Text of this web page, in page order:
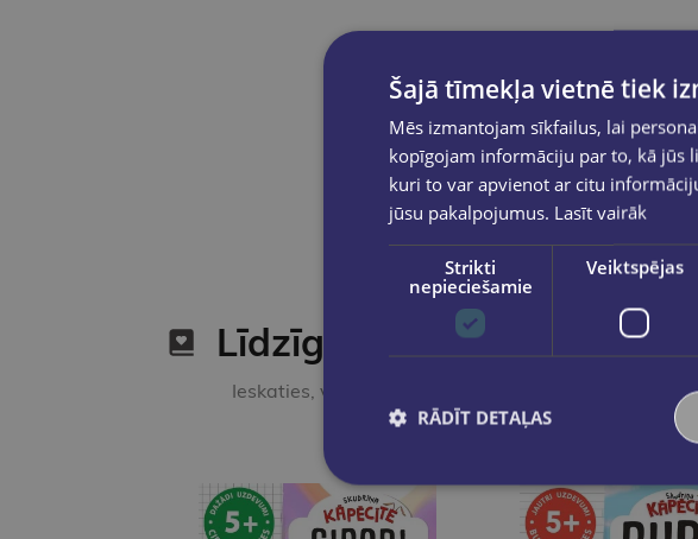
Līdzīgas preces
Ieskaties, varbūt noder
Šajā tīmekļa vietnē tiek
Mēs izmantojam sīkfailus, lai
kopīgojam informāciju par to, kā jūs
kuri to var apvienot ar citu
jūsu pakalpojumus. Lasīt vairāk
Strikti
nepieciešamie
Veiktspējas
RĀDĪT DETAĻAS